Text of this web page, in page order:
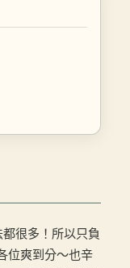
很多！所以只負
位爽到分～也辛